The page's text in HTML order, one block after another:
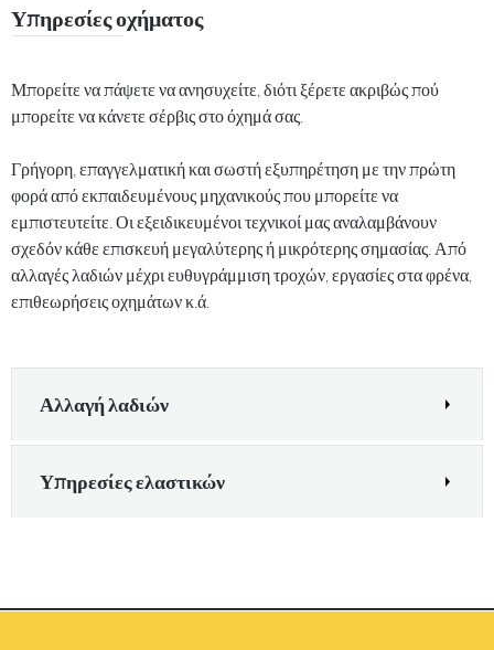
Υπηρεσίες οχήματος
Μπορείτε να πάψετε να ανησυχείτε, διότι ξέρετε ακριβώς πού
μπορείτε να κάνετε σέρβις στο όχημά σας.
Γρήγορη, επαγγελματική και σωστή εξυπηρέτηση με την πρώτη
φορά από εκπαιδευμένους μηχανικούς που μπορείτε να
εμπιστευτείτε. Οι εξειδικευμένοι τεχνικοί μας αναλαμβάνουν
σχεδόν κάθε επισκευή μεγαλύτερης ή μικρότερης σημασίας. Από
αλλαγές λαδιών μέχρι ευθυγράμμιση τροχών, εργασίες στα φρένα,
επιθεωρήσεις οχημάτων κ.ά.
Αλλαγή λαδιών
Υπηρεσίες ελαστικών